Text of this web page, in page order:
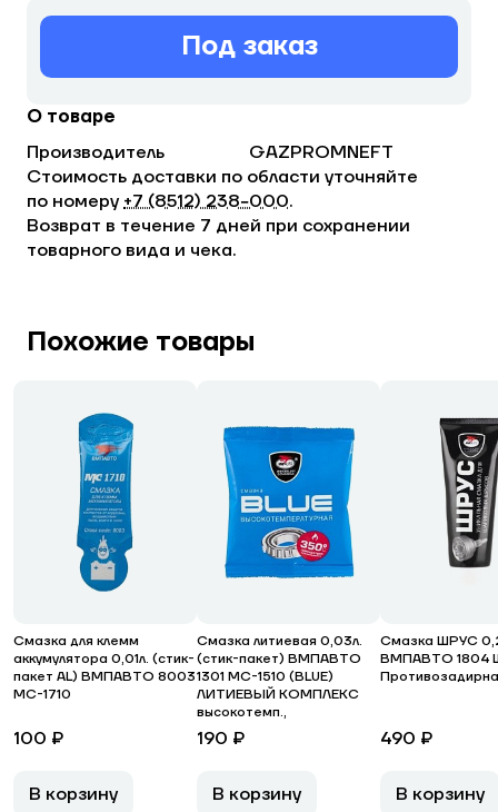
Под заказ
О товаре
Производитель
GAZPROMNEFT
Стоимость доставки по области уточняйте
по номеру +7 (8512) 238−000.
Возврат в течение 7 дней при сохранении
товарного вида и чека.
Похожие товары
Смазка для клемм
аккумулятора 0,01л. (стик-
пакет AL) ВМПАВТО 8003
МС-1710
100 ₽
В корзину
Смазка литиевая 0,03л.
(стик-пакет) ВМПАВТО
1301 МС-1510 (BLUE)
ЛИТИЕВЫЙ КОМПЛЕКС
высокотемп.,
190 ₽
В корзину
Смазка ШРУС
ВМПАВТО 1804
490 ₽
В корзину